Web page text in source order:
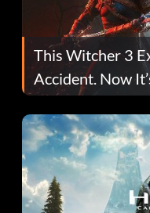
This Witcher 3
Accident. Now